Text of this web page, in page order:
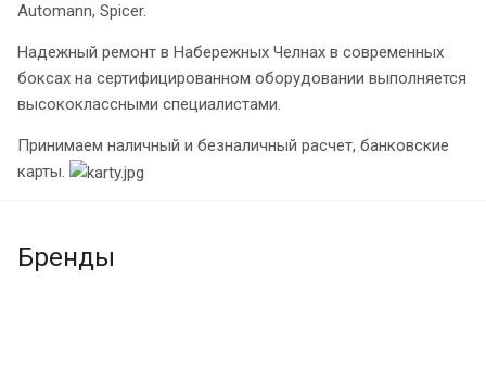
Automann, Spicer.
Надежный ремонт в Набережных Челнах в современных
боксах на сертифицированном оборудовании выполняется
высококлассными специалистами.
Принимаем наличный и безналичный расчет, банковские
карты.
Бренды